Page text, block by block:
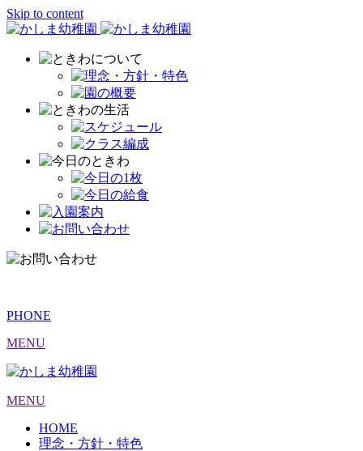
Skip to content
PHONE
MENU
MENU
HOME
理念・方針・特色